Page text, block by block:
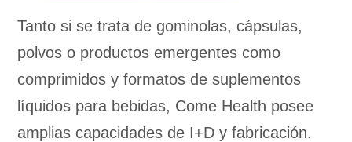
Tanto si se trata de gominolas, cápsulas,
polvos o productos emergentes como
comprimidos y formatos de suplementos
líquidos para bebidas, Come Health posee
amplias capacidades de I+D y fabricación.